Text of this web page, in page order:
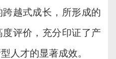
越式成长， 所形成的
度评价，充分印证了产
人才的显著成效。